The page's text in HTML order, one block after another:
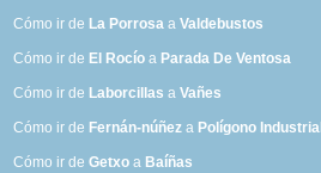
Cómo ir de La Porrosa aValdebustos
Cómo ir de El Rocío a Parada De Ventosa
Cómo ir de Laborcillas aVañes
Cómo ir de Fernán-núñez a Polígono Industrial
Cómo ir deGetxo a Baíñas